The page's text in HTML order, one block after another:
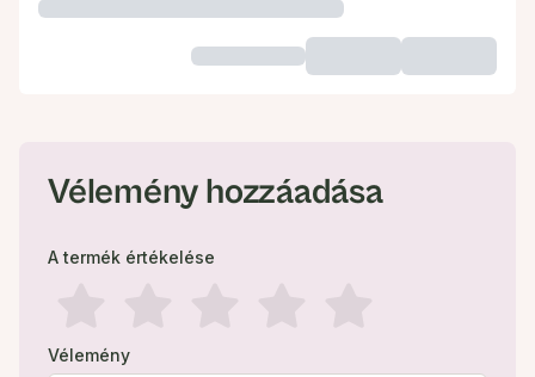
Vélemény hozzáadása
A termék értékelése
Vélemény